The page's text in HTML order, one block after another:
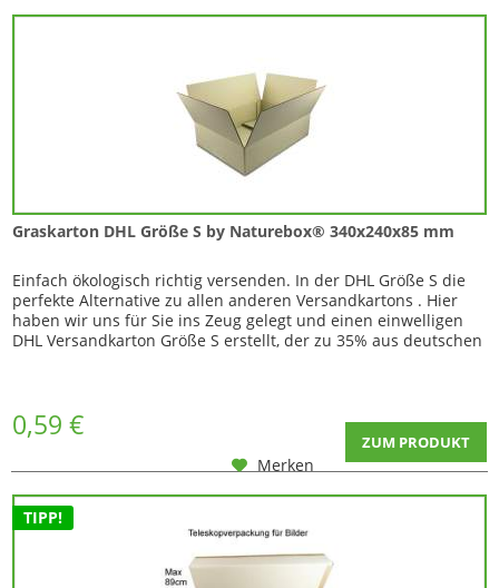
Graskarton DHL Größe S by Naturebox® 340x240x85 mm
Einfach ökologisch richtig versenden. In der DHL Größe S die
perfekte Alternative zu allen anderen Versandkartons . Hier
haben wir uns für Sie ins Zeug gelegt und einen einwelligen
DHL Versandkarton Größe S erstellt, der zu 35% aus deutschen
0,59 € ZUM PRODUKT
Merken
TIPP!